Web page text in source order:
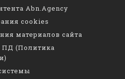
Abn.Agency
cookies
материалов сайта
ПД (Политика